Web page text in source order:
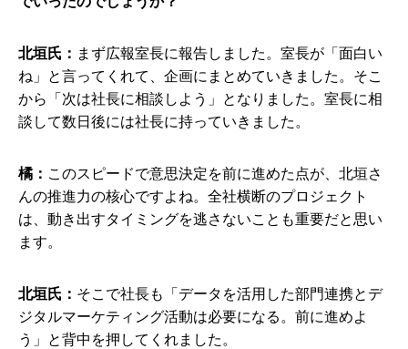
北垣氏： まず広報室長に報告しました。室長が「面白い
ね」と言ってくれて、企画にまとめていきました。そこ
から「次は社長に相談しよう」となりました。室長に相
談して数日後には社長に持っていきました。
橘： このスピードで意思決定を前に進めた点が、北垣さ
んの推進力の核心ですよね。全社横断のプロジェクト
は、動き出すタイミングを逃さないことも重要だと思い
ます。
北垣氏： そこで社長も「データを活用した部門連携とデ
ジタルマーケティング活動は必要になる。前に進めよ
う」と背中を押してくれました。